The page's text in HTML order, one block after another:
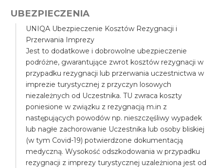
UBEZPIECZENIA
UNIQA Ubezpieczenie Kosztów Rezygnacji i
Przerwania Imprezy
Jest to dodatkowe i dobrowolne ubezpieczenie
podróżne, gwarantujące zwrot kosztów rezygnacji w
przypadku rezygnacji lub przerwania uczestnictwa w
imprezie turystycznej z przyczyn losowych
niezależnych od Uczestnika. TU zwraca koszty
poniesione w związku z rezygnacją m.in z
następujących powodów np. nieszczęśliwy wypadek
lub nagłe zachorowanie Uczestnika lub osoby bliskiej
(w tym Covid-19) potwierdzone dokumentacją
medyczną. Wysokość odszkodowania w przypadku
rezygnacji z imprezy turystycznej uzależniona jest od